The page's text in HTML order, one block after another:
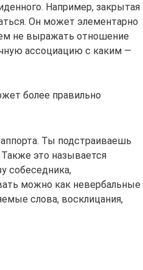
Например, закрытая
Он может элементарно
не выражать отношение
ассоциацию с каким —
более правильно
Ты подстраиваешь
это называется
собеседника,
можно как невербальные
слова, восклицания,